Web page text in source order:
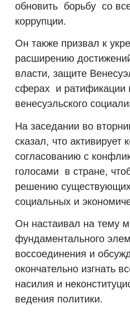
обновить борьбу со
коррупции.
Он также призвал к
расширению
власти, защите
сферах и ратификации
венесуэльского
На заседании во
сказал, что активирует
согласованию с
голосами в стране,
решению
социальных и
Он настаивал на тему
фундаментального
воссоединения и
окончательно изгнать
насилия и
ведения политики.